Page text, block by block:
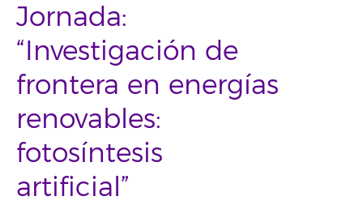
Jornada:
“Investigación de
frontera en energías
renovables:
fotosíntesis
artificial”